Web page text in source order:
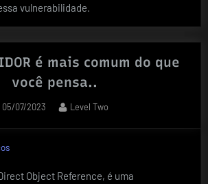
vulnerabilidade.
é mais comum do que
você pensa..
Posted
05/07/2023 By
Level Two
Object Reference, é uma